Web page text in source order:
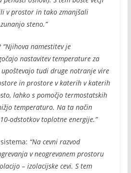
v prostor in tako zmanjšali
steno.”
“Njihova namestitev je
nastavitev temperature za
tudi druge notranje vire
in prostore v katerih v katerih
lahko s pomočjo termostatskih
temperaturo. Na ta način
odstotkov toplotne energije.”
“Na cevni razvod
v neogrevanem prostoru
– izolacijske cevi. S tem